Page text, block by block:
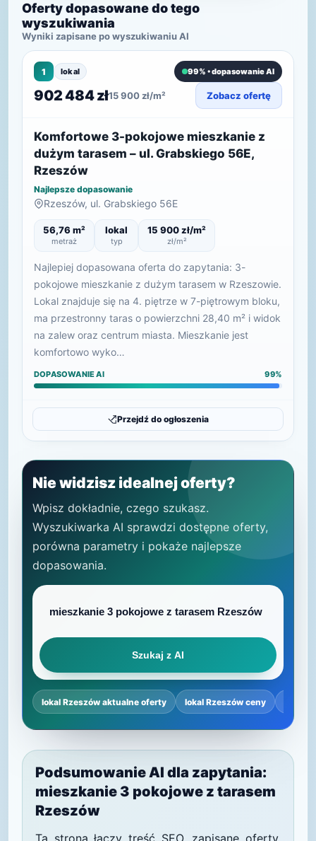
Oferty dopasowane do tego
wyszukiwania
Wyniki zapisane po wyszukiwaniu AI
1 lokal 99% • dopasowanie AI
902 484 zł15 900 zł/m² Zobacz ofertę
Komfortowe 3-pokojowe mieszkanie z
dużym tarasem – ul. Grabskiego 56E,
Rzeszów
Najlepsze dopasowanie
Rzeszów, ul. Grabskiego 56E
56,76 m²
metraż
lokal
typ
15 900 zł/m²
zł/m²
Najlepiej dopasowana oferta do zapytania: 3-
pokojowe mieszkanie z dużym tarasem w Rzeszowie.
Lokal znajduje się na 4. piętrze w 7-piętrowym bloku,
ma przestronny taras o powierzchni 28,40 m² i widok
na zalew oraz centrum miasta. Mieszkanie jest
komfortowo wyko…
DOPASOWANIE AI 99%
Przejdź do ogłoszenia
Nie widzisz idealnej oferty?
Wpisz dokładnie, czego szukasz.
Wyszukiwarka AI sprawdzi dostępne oferty,
porówna parametry i pokaże najlepsze
dopasowania.
Szukaj z AI
lokal Rzeszów aktualne oferty lokal Rzeszów ceny
Podsumowanie AI dla zapytania:
mieszkanie 3 pokojowe z tarasem
Rzeszów
Ta strona łączy treść SEO, zapisane oferty,